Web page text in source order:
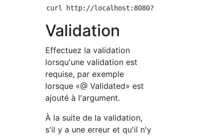
Validation
Effectuez la validation
lorsqu'une validation est
requise, par exemple
lorsque «@ Validated» est
ajouté à l'argument.
À la suite de la validation,
s'il y a une erreur et qu'il n'y